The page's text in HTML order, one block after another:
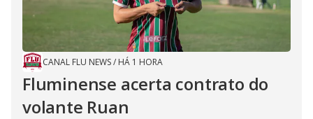
CANAL FLU NEWS/ HÁ 1 HORA
Fluminense acerta contrato do
volante Ruan